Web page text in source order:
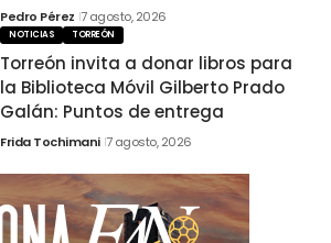
Pedro Pérez 7 agosto, 2026
NOTICIAS TORREÓN
Torreón invita a donar libros para
la Biblioteca Móvil Gilberto Prado
Galán: Puntos de entrega
Frida Tochimani 7 agosto, 2026